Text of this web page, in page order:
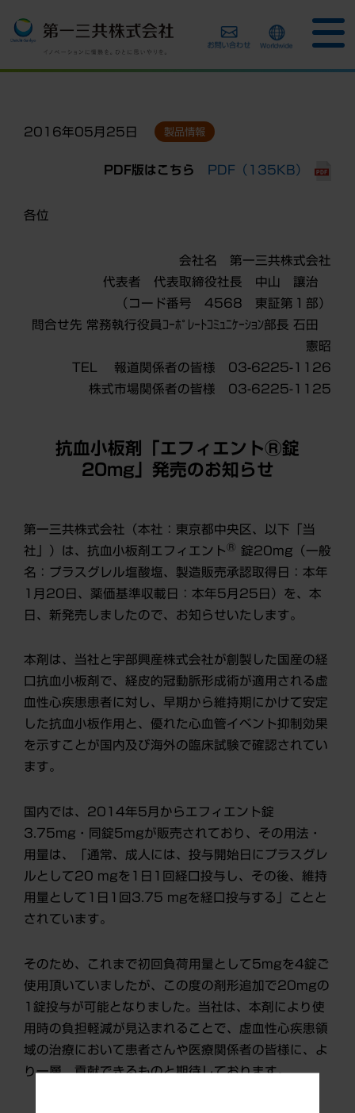
2016年05月25日 製品情報
PDF版はこちら PDF（135KB）
各位
会社名 第一三共株式会社
代表者 代表取締役社長 中山 讓治
（コード番号 4568 東証第１部）
問合せ先 常務執行役員ｺｰﾎﾟﾚｰﾄｺﾐｭﾆｹｰｼｮﾝ部長 石田
憲昭
TEL 報道関係者の皆様 03-6225-1126
株式市場関係者の皆様 03-6225-1125
抗血小板剤「エフィエントⓇ錠
20mg」発売のお知らせ
第一三共株式会社（本社：東京都中央区、以下「当
社」）は、抗血小板剤エフィエントⓇ
錠20mg（一般
名：プラスグレル塩酸塩、製造販売承認取得日：本年
1月20日、薬価基準収載日：本年5月25日）を、本
日、新発売しましたので、お知らせいたします。
本剤は、当社と宇部興産株式会社が創製した国産の経
口抗血小板剤で、経皮的冠動脈形成術が適用される虚
血性心疾患患者に対し、早期から維持期にかけて安定
した抗血小板作用と、優れた心血管イベント抑制効果
を示すことが国内及び海外の臨床試験で確認されてい
ます。
国内では、2014年5月からエフィエント錠
3.75mg・同錠5mgが販売されており、その用法・
用量は、「通常、成人には、投与開始日にプラスグレ
ルとして20 mgを1日1回経口投与し、その後、維持
用量として1日1回3.75 mgを経口投与する」ことと
されています。
そのため、これまで初回負荷用量として5mgを4錠ご
使用頂いていましたが、この度の剤形追加で20mgの
1錠投与が可能となりました。当社は、本剤により使
用時の負担軽減が見込まれることで、虚血性心疾患領
域の治療において患者さんや医療関係者の皆様に、よ
り一層、貢献できるものと期待しております。